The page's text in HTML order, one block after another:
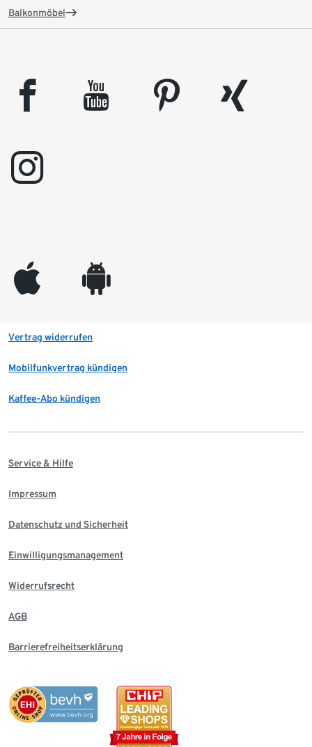
Balkonmöbel
facebook youtube pinterest
xing
instagram
appleinc android
Vertrag widerrufen
Mobilfunkvertrag kündigen
Kaffee-Abo kündigen
Service & Hilfe
Impressum
Datenschutz und Sicherheit
Einwilligungsmanagement
Widerrufsrecht
AGB
Barrierefreiheitserklärung